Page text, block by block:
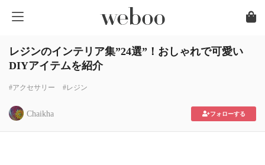
レジンのインテリア集”24選”！おしゃれで可愛い
DIYアイテムを紹介
#アクセサリー #レジン
Chaikha フォローする